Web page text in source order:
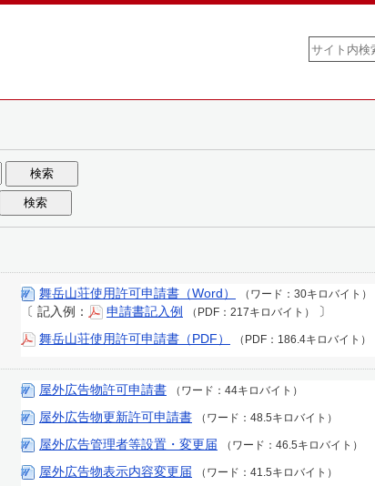
舞岳山荘使用許可申請書（Word） （ワード：30キロバイト）
〔 記入例： 申請書記入例 （PDF：217キロバイト）
〕
舞岳山荘使用許可申請書（PDF）
（PDF：186.4キロバイト）
屋外広告物許可申請書 （ワード：44キロバイト）
屋外広告物更新許可申請書 （ワード：48.5キロバイト）
屋外広告管理者等設置・変更届 （ワード：46.5キロバイト）
屋外広告物表示内容変更届 （ワード：41.5キロバイト）